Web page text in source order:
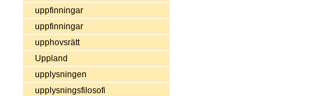
uppfinningar
uppfinningar
upphovsrätt
Uppland
upplysningen
upplysningsfilosofi